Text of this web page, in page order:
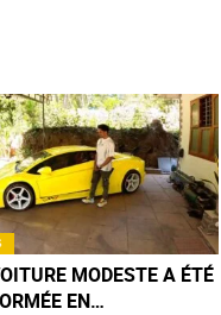
MODESTE A ÉTÉ
EN